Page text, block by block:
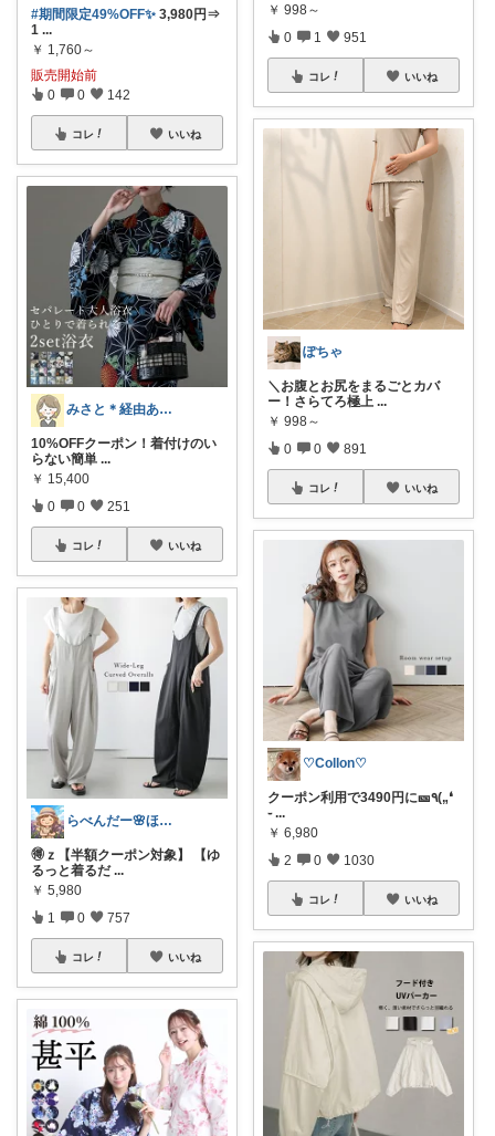
#期間限定49%OFF✨ 3,980円⇒
1 ...
￥ 1,760～
販売開始前
0 0 142
コレ いいね
みさと＊経由ありがとうございます🧡
10%OFFクーポン！着付けのい
らない簡単 ...
￥ 15,400
0 0 251
コレ いいね
らべんだー🌸ほっと癒されるものを
🉐ｚ【半額クーポン対象】 【ゆ
るっと着るだ ...
￥ 5,980
1 0 757
コレ いいね
￥ 998～
0 1 951
コレ いいね
ぽちゃ
＼お腹とお尻をまるごとカバ
ー！さらてろ極上 ...
￥ 998～
0 0 891
コレ いいね
♡Collon♡
クーポン利用で3490円に🎫٩(„❛
֊...
￥ 6,980
2 0 1030
コレ いいね